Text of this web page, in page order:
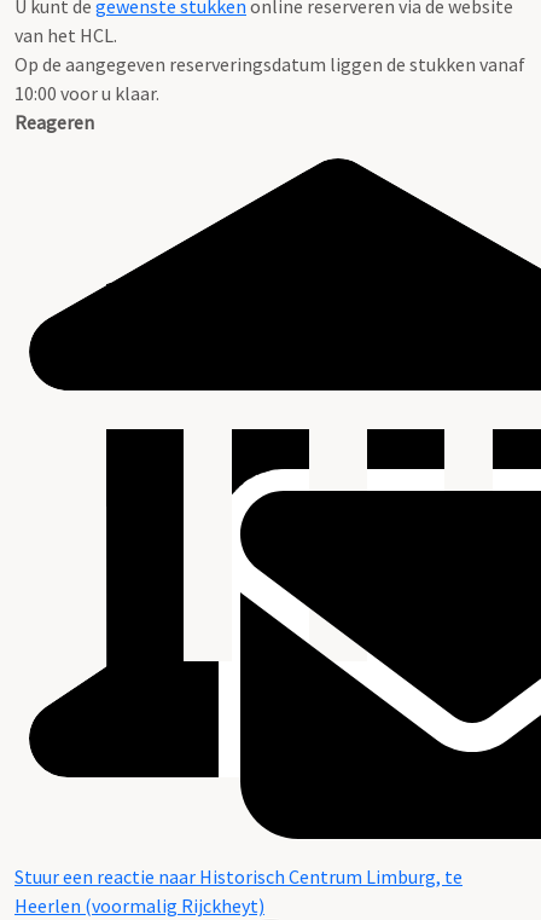
U kunt de gewenste stukken online reserveren via de website
van het HCL.
Op de aangegeven reserveringsdatum liggen de stukken vanaf
10:00 voor u klaar.
Reageren
Stuur een reactie naar Historisch Centrum Limburg, te
Heerlen (voormalig Rijckheyt)